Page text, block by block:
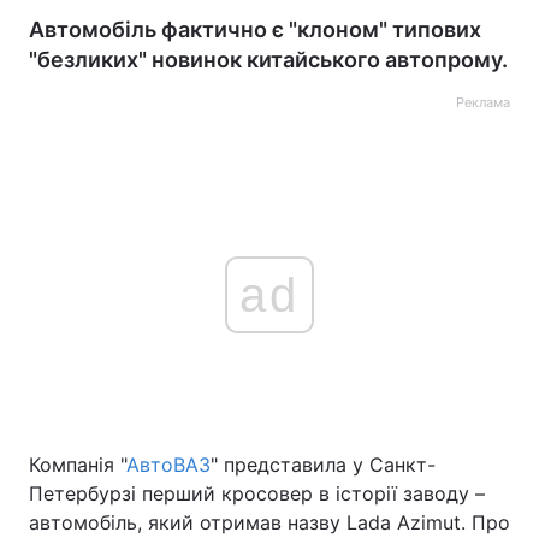
Головна
Україна Політика
Автомобіль фактично є "клоном" типових
"безликих" новинок китайського автопрому.
Реклама
ad
Компанія "АвтоВАЗ" представила у Санкт-
Петербурзі перший кросовер в історії заводу –
автомобіль, який отримав назву Lada Azimut. Про